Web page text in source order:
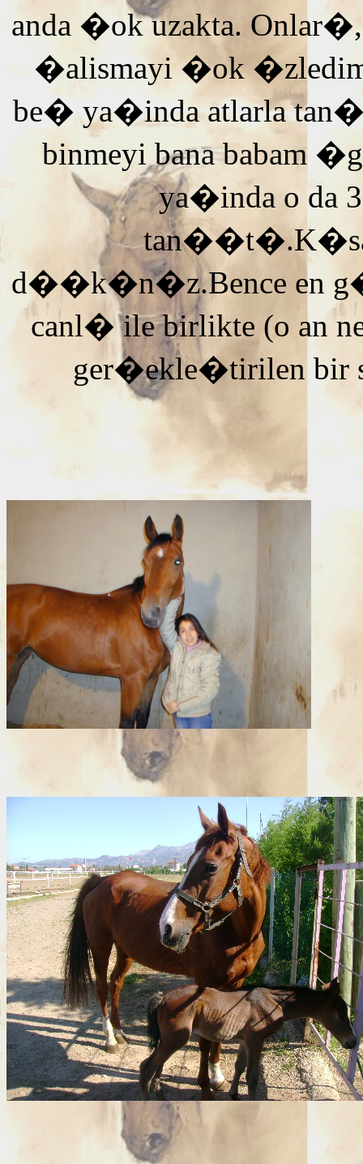
anda �ok uzakta.
�alismayi �ok
be� ya�inda atlarla
binmeyi bana babam
ya�inda o da
d��k�n�z.Bence en
canl� ile birlikte (o an
ger�ekle�tirilen bir